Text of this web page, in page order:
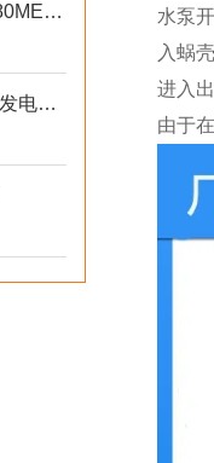
移动式8寸防汛柴油机水泵ECP80ME产品介绍
如何正确处理使用后的小型汽油发电机？
水泵
入蜗
进入
由于